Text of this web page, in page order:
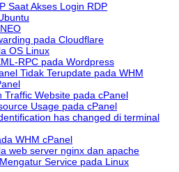
Saat Akses Login RDP
pada Cloudflare
OS Linux
RPC pada Wordpress
Tidak Terupdate pada WHM
Website pada cPanel
Usage pada cPanel
has changed di terminal
WHM cPanel
web server nginx dan apache
Service pada Linux